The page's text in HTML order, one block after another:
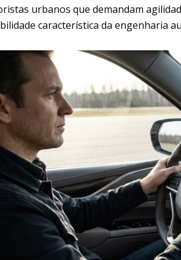
urbanos que demandam
característica da engenharia